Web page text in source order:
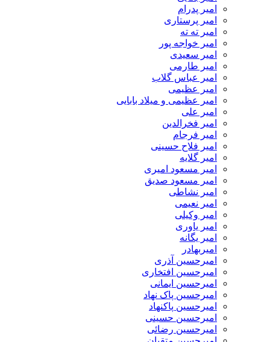
امیر پدرام
امیر پرستاری
امیر ته ته
امیر خواجه پور
امیر سعیدی
امیر طارمی
امیر عباس گلاب
امیر عظیمی
امیر عظیمی و میلاد بابایی
امیر علی
امیر فخرالدین
امیر فرجام
امیر فلاح حسینی
امیر گلایه
امیر مسعود امیری
امیر مسعود صدیق
امیر نشاطی
امیر نعیمی
امیر وکیلی
امیر یاوری
امیر یگانه
امیربهادر
امیرحسین آذری
امیرحسین افتخاری
امیرحسین ایمانی
امیرحسین پاک نهاد
امیرحسین پاکنهاد
امیرحسین حسینی
امیرحسین رضائی